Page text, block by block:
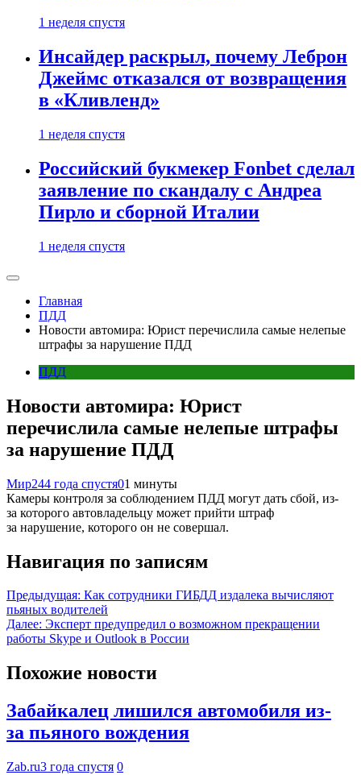
1 неделя спустя
Инсайдер раскрыл, почему Леброн
Джеймс отказался от возвращения
в «Кливленд»
1 неделя спустя
Российский букмекер Fonbet сделал
заявление по скандалу с Андреа
Пирло и сборной Италии
1 неделя спустя
Главная
ПДД
Новости автомира: Юрист перечислила самые нелепые
штрафы за нарушение ПДД
ПДД
Новости автомира: Юрист
перечислила самые нелепые штрафы
за нарушение ПДД
Мир244 года спустя01 минуты
Камеры контроля за соблюдением ПДД могут дать сбой, из-
за которого автовладельцу может прийти штраф
за нарушение, которого он не совершал.
Навигация по записям
Предыдущая: Как сотрудники ГИБДД издалека вычисляют
пьяных водителей
Далее: Эксперт предупредил о возможном прекращении
работы Skype и Outlook в России
Похожие новости
Забайкалец лишился автомобиля из-
за пьяного вождения
Zab.ru3 года спустя 0